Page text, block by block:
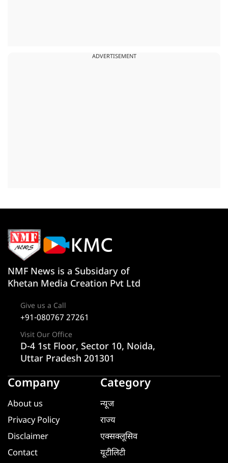
ADVERTISEMENT
NMF News is a Subsidary of
Khetan Media Creation Pvt Ltd
Give us a Call
+91-080767 27261
Visit Our Office
D-4 1st Floor, Sector 10, Noida,
Uttar Pradesh 201301
Company
About us
Privacy Policy
Disclaimer
Contact
Category
न्यूज
राज्य
एक्सक्लूसिव
यूटीलिटी